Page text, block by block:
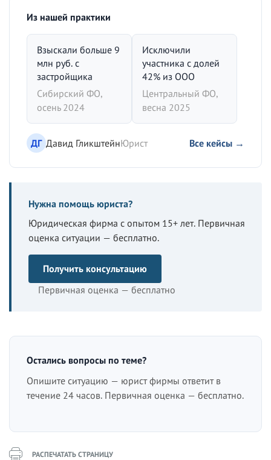
Из нашей практики
Взыскали больше 9
млн руб. с
застройщика
Сибирский ФО,
осень 2024
Исключили
участника с долей
42% из ООО
Центральный ФО,
весна 2025
ДГ Давид ГликштейнЮрист Все кейсы →
Нужна помощь юриста?
Юридическая фирма с опытом 15+ лет. Первичная
оценка ситуации — бесплатно.
Получить консультацию
Первичная оценка — бесплатно
Остались вопросы по теме?
Опишите ситуацию — юрист фирмы ответит в
течение 24 часов. Первичная оценка — бесплатно.
РАСПЕЧАТАТЬ СТРАНИЦУ